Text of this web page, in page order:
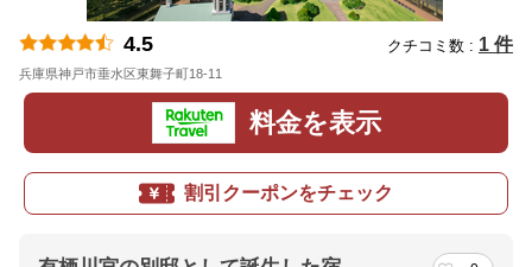
4.5 クチコミ数 : 1 件
兵庫県神戸市垂水区東舞子町18-11
料金を表示
割引クーポンをチェック